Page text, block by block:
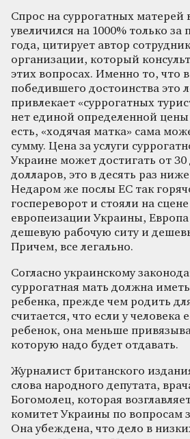
Спрос на суррогатных матерей
увеличился на 1000% только за
года, цитирует автор
организации, который
этих вопросах. Именно то, что
победившего достоинства это
привлекает «суррогатных
нет единой определенной цены
есть, «ходячая матка» сама
сумму. Цена за услуги
Украине может достигать от 30
долларов, это в десять раз
Недаром же послы ЕС так
госпереворот и стояли на
европеизации Украины, Европа
дешевую рабочую ситу и
Причем, все легально.
Согласно украинскому
суррогатная мать должна
ребенка, прежде чем родить
считается, что если у человека
ребенок, она меньше
которую надо будет отдавать.
Журналист британского
слова народного депутата,
Богомолец, которая
комитет Украины по вопросам
Она ​​убеждена, что дело в